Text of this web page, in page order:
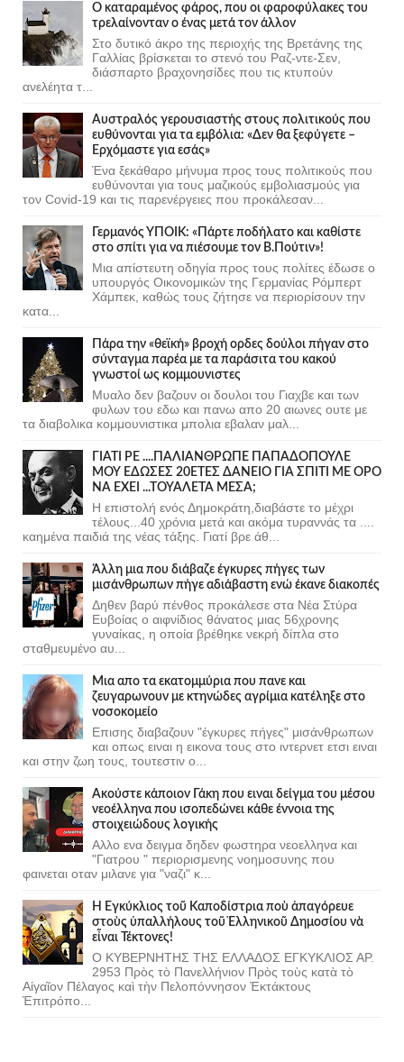
Ο καταραμένος φάρος, που οι φαροφύλακες του
τρελαίνονταν ο ένας μετά τον άλλον
Στο δυτικό άκρο της περιοχής της Βρετάνης της
Γαλλίας βρίσκεται το στενό του Ραζ-ντε-Σεν,
διάσπαρτο βραχονησίδες που τις κτυπούν
ανελέητα τ...
Αυστραλός γερουσιαστής στους πολιτικούς που
ευθύνονται για τα εμβόλια: «Δεν θα ξεφύγετε –
Ερχόμαστε για εσάς»
Ένα ξεκάθαρο μήνυμα προς τους πολιτικούς που
ευθύνονται για τους μαζικούς εμβολιασμούς για
τον Covid-19 και τις παρενέργειες που προκάλεσαν...
Γερμανός ΥΠΟΙΚ: «Πάρτε ποδήλατο και καθίστε
στο σπίτι για να πιέσουμε τον Β.Πούτιν»!
Μια απίστευτη οδηγία προς τους πολίτες έδωσε ο
υπουργός Οικονομικών της Γερμανίας Ρόμπερτ
Χάμπεκ, καθώς τους ζήτησε να περιορίσουν την
κατα...
Πάρα την «θεϊκή» βροχή ορδες δούλοι πήγαν στο
σύνταγμα παρέα με τα παράσιτα του κακού
γνωστοί ως κομμουνιστες
Μυαλο δεν βαζουν οι δουλοι του Γιαχβε και των
φυλων του εδω και πανω απο 20 αιωνες ουτε με
τα διαβολικα κομμουνιστικα μπολια εβαλαν μαλ...
ΓΙΑΤΙ ΡΕ ....ΠΑΛΙΑΝΘΡΩΠΕ ΠΑΠΑΔΟΠΟΥΛΕ
ΜΟΥ ΕΔΩΣΕΣ 20ΕΤΕΣ ΔΑΝΕΙΟ ΓΙΑ ΣΠΙΤΙ ΜΕ ΟΡΟ
ΝΑ ΕΧΕΙ ...ΤΟΥΑΛΕΤΑ ΜΕΣΑ;
Η επιστολή ενός Δημοκράτη,διαβάστε το μέχρι
τέλους...40 χρόνια μετά και ακόμα τυραννάς τα ....
καημένα παιδιά της νέας τάξης. Γιατί βρε άθ...
Άλλη μια που διάβαζε έγκυρες πήγες των
μισάνθρωπων πήγε αδιάβαστη ενώ έκανε διακοπές
Δηθεν βαρύ πένθος προκάλεσε στα Νέα Στύρα
Ευβοίας ο αιφνίδιος θάνατος μιας 56χρονης
γυναίκας, η οποία βρέθηκε νεκρή δίπλα στο
σταθμευμένο αυ...
Μια απο τα εκατομμύρια που πανε και
ζευγαρωνουν με κτηνώδες αγρίμια κατέληξε στο
νοσοκομείο
Επισης διαβαζουν "έγκυρες πήγες" μισάνθρωπων
και οπως ειναι η εικονα τους στο ιντερνετ ετσι ειναι
και στην ζωη τους, τουτεστιν ο...
Ακούστε κάποιον Γάκη που ειναι δείγμα του μέσου
νεοέλληνα που ισοπεδώνει κάθε έννοια της
στοιχειώδους λογικής
Αλλο ενα δειγμα δηδεν φωστηρα νεοελληνα και
"Γιατρου " περιορισμενης νοημοσυνης που
φαινεται οταν μιλανε για "ναζι" κ...
Ἡ Ἐγκύκλιος τοῦ Καποδίστρια ποὺ ἀπαγόρευε
στοὺς ὑπαλλήλους τοῦ Ἑλληνικοῦ Δημοσίου νὰ
εἶναι Τέκτονες!
Ο ΚΥΒΕΡΝΗΤΗΣ ΤΗΣ ΕΛΛΑΔΟΣ ΕΓΚΥΚΛΙΟΣ ΑΡ.
2953 Πρὸς τὸ Πανελλήνιον Πρὸς τοὺς κατὰ τὸ
Αἰγαῖον Πέλαγος καὶ τὴν Πελοπόννησον Ἐκτάκτους
Ἐπιτρόπο...